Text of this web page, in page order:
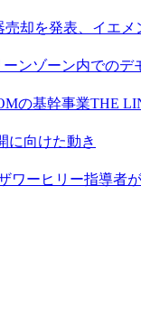
却を発表、イエ
ンゾーン内でのデ
の基幹事業THE
に向けた動き
ワーヒリー指導者